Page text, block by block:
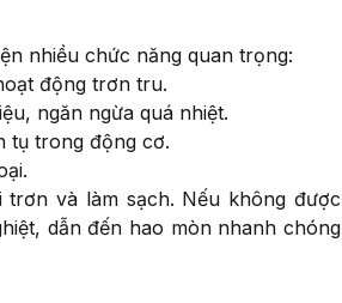
nhiều chức năng quan trọng:
động trơn tru.
ngăn ngừa quá nhiệt.
tụ trong động cơ.
và làm sạch. Nếu không được
dẫn đến hao mòn nhanh chóng